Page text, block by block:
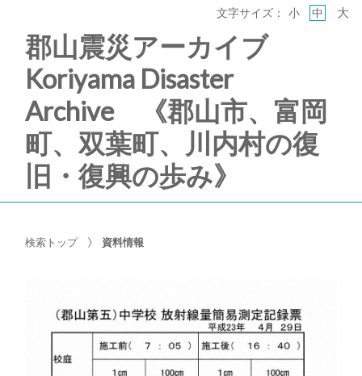
郡山震災アーカイブ
Koriyama Disaster
Archive 《郡山市、富岡
町、双葉町、川内村の復
旧・復興の歩み》
文字サイズ： 小 中 大
検索トップ 資料情報